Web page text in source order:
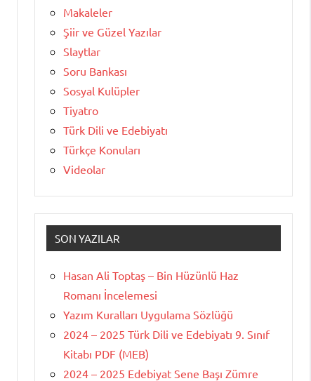
Makaleler
Şiir ve Güzel Yazılar
Slaytlar
Soru Bankası
Sosyal Kulüpler
Tiyatro
Türk Dili ve Edebiyatı
Türkçe Konuları
Videolar
SON YAZILAR
Hasan Ali Toptaş – Bin Hüzünlü Haz
Romanı İncelemesi
Yazım Kuralları Uygulama Sözlüğü
2024 – 2025 Türk Dili ve Edebiyatı 9. Sınıf
Kitabı PDF (MEB)
2024 – 2025 Edebiyat Sene Başı Zümre